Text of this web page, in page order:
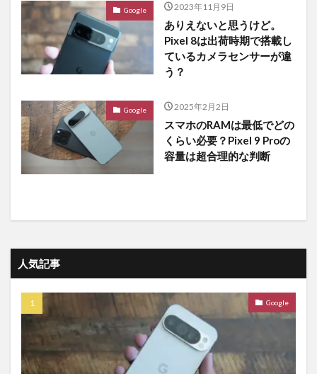
Google 2023年11月9日
ありえないと思うけど。
Pixel 8は出荷時期で搭載し
ているカメラセンサーが違
う？
Google 2025年2月2日
スマホのRAMは最低でどの
くらい必要？Pixel 9 Proの
容量は超合理的な判断
人気記事
Google